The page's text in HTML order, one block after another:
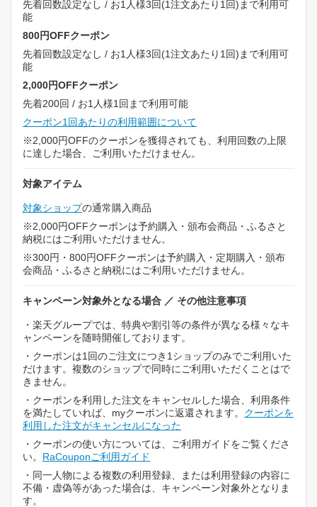
先着回数設定なし / お1人様3回(1注文あたり1回)まで利用可
能
800円OFFクーポン
先着回数設定なし / お1人様3回(1注文あたり1回)まで利用可
能
2,000円OFFクーポン
先着200回 / お1人様1回まで利用可能
クーポン1回あたりの利用範囲について
※2,000円OFFのクーポンを獲得されても、利用回数の上限
に達した場合、ご利用いただけません。
対象アイテム
対象ショップの通常購入商品
※2,000円OFFクーポンは予約購入・頒布会商品・ふるさと
納税にはご利用いただけません。
※300円・800円OFFクーポンは予約購入・定期購入・頒布
会商品・ふるさと納税にはご利用いただけません。
キャンペーン対象外となる場合 ／ その他注意事項
・楽天グループでは、特典や割引等の条件が異なる様々なキ
ャンペーンを随時開催しております。
・クーポンは1回のご注文につき1ショップのみでご利用いた
だけます。複数のショップで同時にご利用いただくことはで
きません。
・クーポンを利用した注文をキャンセルした場合、利用条件
を満たしていれば、myクーポンに返還されます。 クーポンを
利用した注文がキャンセルになった
・クーポンの使い方については、ご利用ガイドをご覧くださ
い。 RaCouponご利用ガイド
・同一人物による複数の利用登録、または利用登録の内容に
不備・虚偽等があった場合は、キャンペーン対象外となりま
す。